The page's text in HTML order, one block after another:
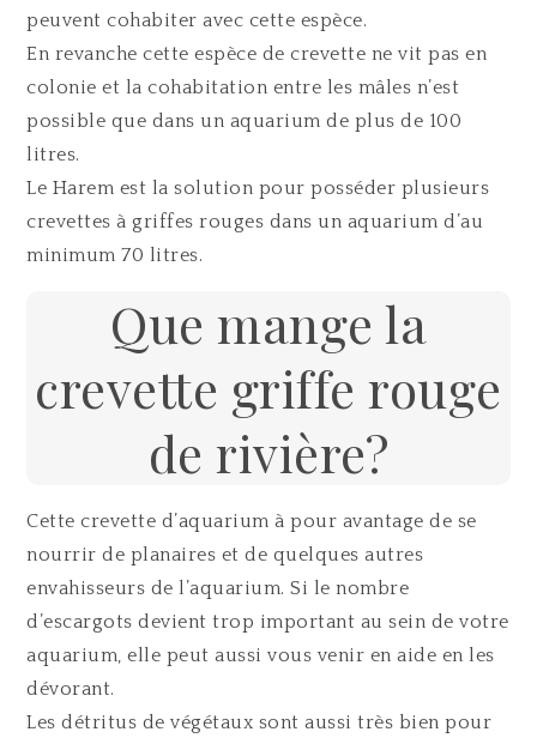
peuvent cohabiter avec cette espèce.
En revanche cette espèce de crevette ne vit pas en
colonie et la cohabitation entre les mâles n’est
possible que dans un aquarium de plus de 100
litres.
Le Harem est la solution pour posséder plusieurs
crevettes à griffes rouges dans un aquarium d’au
minimum 70 litres.
Que mange la
crevette griffe rouge
de rivière?
Cette crevette d’aquarium à pour avantage de se
nourrir de planaires et de quelques autres
envahisseurs de l’aquarium. Si le nombre
d’escargots devient trop important au sein de votre
aquarium, elle peut aussi vous venir en aide en les
dévorant.
Les détritus de végétaux sont aussi très bien pour